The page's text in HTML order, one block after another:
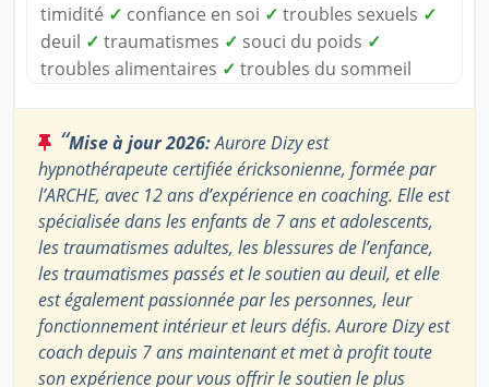
timidité ✓ confiance en soi ✓ troubles sexuels ✓
deuil ✓ traumatismes ✓ souci du poids ✓
troubles alimentaires ✓ troubles du sommeil
“Mise à jour 2026:Aurore Dizy est
hypnothérapeute certifiée éricksonienne, formée par
l’ARCHE, avec 12 ans d’expérience en coaching. Elle est
spécialisée dans les enfants de 7 ans et adolescents,
les traumatismes adultes, les blessures de l’enfance,
les traumatismes passés et le soutien au deuil, et elle
est également passionnée par les personnes, leur
fonctionnement intérieur et leurs défis. Aurore Dizy est
coach depuis 7 ans maintenant et met à profit toute
son expérience pour vous offrir le soutien le plus